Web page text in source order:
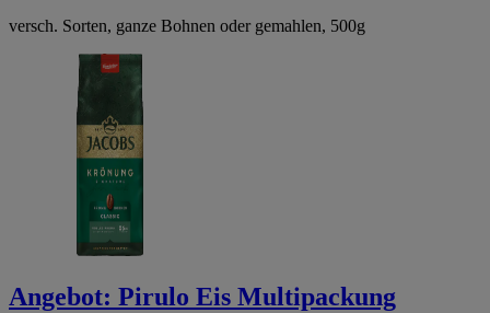
versch. Sorten, ganze Bohnen oder gemahlen, 500g
Angebot: Pirulo Eis Multipackung